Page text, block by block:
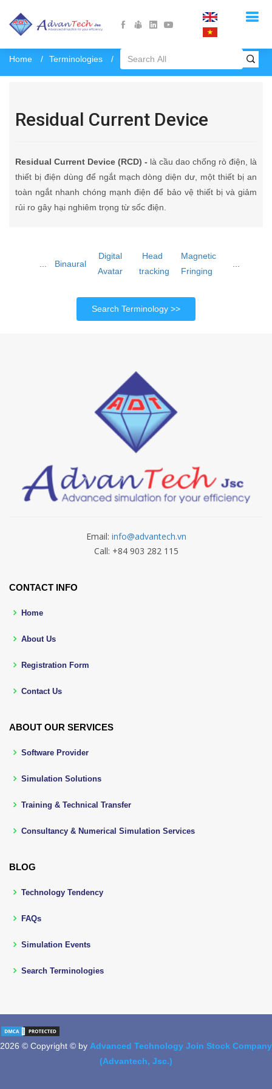
Home Terminologies Residual Current Device
Residual Current Device
Residual Current Device (RCD) - là cầu dao chống rò điện, là
thiết bị điện dùng để ngắt mạch dòng diện dư, một thiết bị an
toàn ngắt nhanh chóng mạnh điện để bảo vệ thiết bị và giảm
rủi ro gây hại nghiêm trọng từ sốc điện.
Binaural
Digital
Avatar
Head
tracking
Magnetic
Fringing
Search Terminology
Email: info@advantech.vn
Call: +84 903 282 115
CONTACT INFO
Home
About Us
Registration Form
Contact Us
ABOUT OUR SERVICES
Software Provider
Simulation Solutions
Training & Technical Transfer
Consultancy & Numerical Simulation Services
BLOG
Technology Tendency
FAQs
Simulation Events
Search Terminologies
2026 © Copyright © by Advanced Technology Join Stock Company
(Advantech, Jsc.)